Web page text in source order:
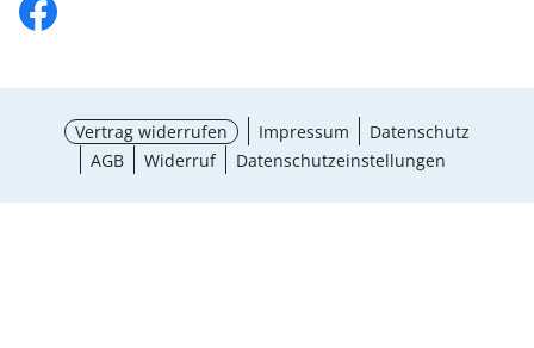
Vertrag widerrufen Impressum
Datenschutz
AGB
Widerruf Datenschutzeinstellungen